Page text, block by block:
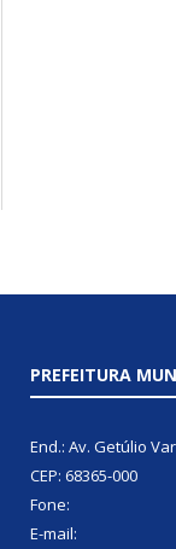
PREFEITURA
End.: Av. Getúlio
CEP: 68365-000
Fone:
E-mail: